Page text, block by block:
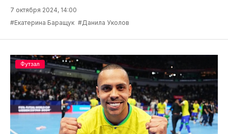
7 октября 2024, 14:00
#Екатерина Баращук #Данила Уколов
Футзал